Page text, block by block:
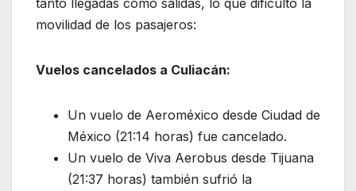
movilidad de los pasajeros:
Vuelos cancelados a Culiacán:
Un vuelo de Aeroméxico desde Ciudad de
México (21:14 horas) fue cancelado.
Un vuelo de Viva Aerobus desde Tijuana
(21:37 horas) también sufrió la